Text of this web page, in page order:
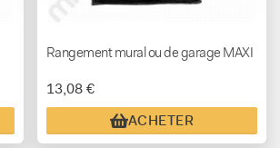
Rangement mural ou de garage MAXI
13,08 €
ACHETER